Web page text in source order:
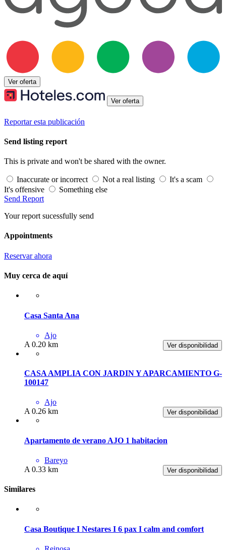
Ver oferta
Ver oferta
Reportar esta publicación
Send listing report
This is private and won't be shared with the owner.
Inaccurate or incorrect Not a real listing
It's a scam
It's offensive
Something else
Send Report
Your report sucessfully send
Appointments
Reservar ahora
Muy cerca de aquí
Casa Santa Ana
Ajo
Ver disponibilidad
A 0.20 km
CASA AMPLIA CON JARDIN Y APARCAMIENTO G-
100147
Ajo
Ver disponibilidad
A 0.26 km
Apartamento de verano AJO 1 habitacion
Bareyo
Ver disponibilidad
A 0.33 km
Similares
Casa Boutique I Nestares I 6 pax I calm and comfort